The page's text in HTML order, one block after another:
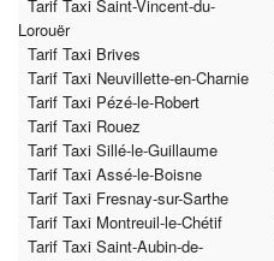
Tarif Taxi Saint-Vincent-du-
Lorouër
Tarif Taxi Brives
Tarif Taxi Neuvillette-en-Charnie
Tarif Taxi Pézé-le-Robert
Tarif Taxi Rouez
Tarif Taxi Sillé-le-Guillaume
Tarif Taxi Assé-le-Boisne
Tarif Taxi Fresnay-sur-Sarthe
Tarif Taxi Montreuil-le-Chétif
Tarif Taxi Saint-Aubin-de-